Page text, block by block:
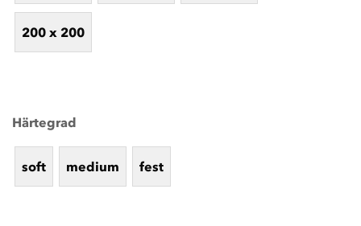
200 x 200
Härtegrad
soft medium fest